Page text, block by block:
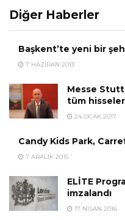
Diğer Haberler
Başkent’te yeni bir
7 HAZIRAN 2013
Messe
tüm
24 OCAK 2017
Candy Kids Park,
7 ARALIK 2015
ELİTE
imzalandı
17 NISAN 2016